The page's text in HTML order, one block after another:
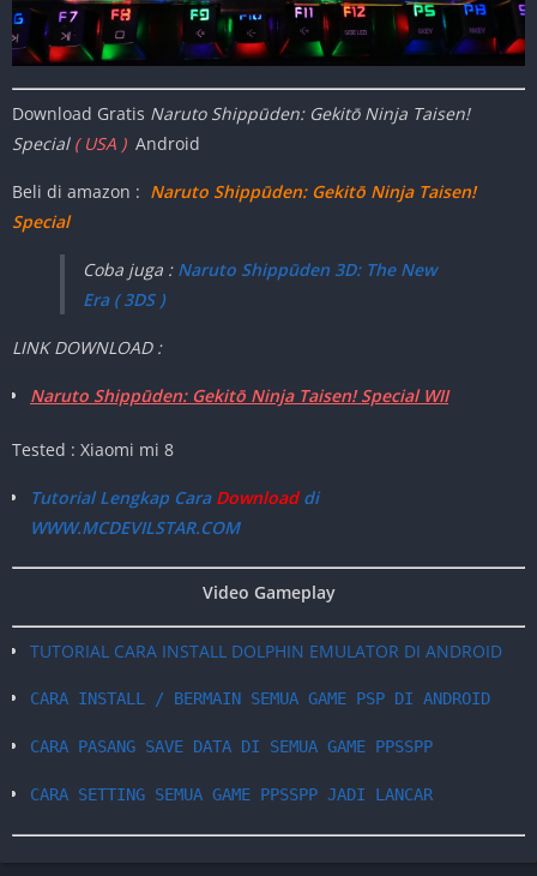
Download Gratis Naruto Shippūden: Gekitō Ninja Taisen!
Special ( USA ) Android
Beli di amazon : Naruto Shippūden: Gekitō Ninja Taisen!
Special
Coba juga : Naruto Shippūden 3D: The New
Era ( 3DS )
LINK DOWNLOAD :
Naruto Shippūden: Gekitō Ninja Taisen! Special WII
Tested : Xiaomi mi 8
Tutorial Lengkap CaraDownloaddi
WWW.MCDEVILSTAR.COM
Video Gameplay
TUTORIAL CARA INSTALL DOLPHIN EMULATOR DI ANDROID
CARA INSTALL / BERMAIN SEMUA GAME PSP DI ANDROID
CARA PASANG SAVE DATA DI SEMUA GAME PPSSPP
CARA SETTING SEMUA GAME PPSSPP JADI LANCAR